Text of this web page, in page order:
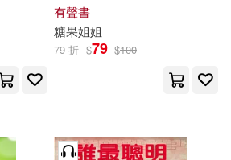
有聲書
糖果姐姐
79 折 $79 $100